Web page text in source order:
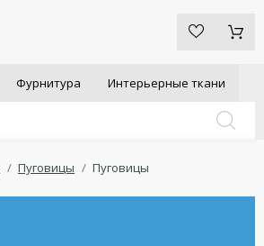
Фурнитура Интерьерные ткани
Пуговицы Пуговицы